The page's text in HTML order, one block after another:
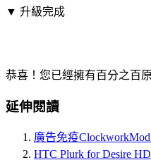
▼ 升級完成
恭喜！您已經擁有百分之百
延伸閱讀
廣告免疫
HTC Plurk for Desire